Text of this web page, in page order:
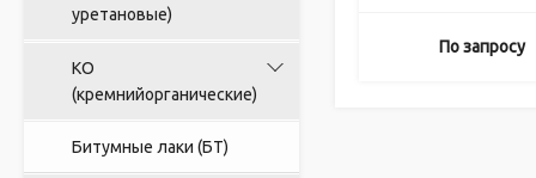
уретановые)
КО
(кремнийорганические)
Битумные лаки (БТ)
По запросу